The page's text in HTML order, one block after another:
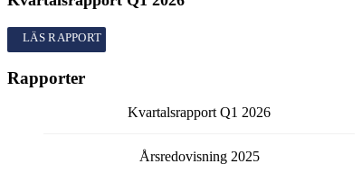
Kvartalsrapport
Rapporter
Kvartalsrapport Q1 2026
Årsredovisning 2025